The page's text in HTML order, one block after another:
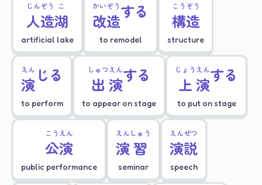
人
じん
造
ぞう
湖
こ
artificial lake
改
かい
造
ぞう する
to remodel
構
こう
造
ぞう
structure
演
えん じる
to perform
出
しゅつ
演
えんする
to appear on stage
上
じょう
演
えんする
to put on stage
公
こう
演
えん
public performance
演
えん
習
しゅう
seminar
演
えん
説
ぜつ
speech